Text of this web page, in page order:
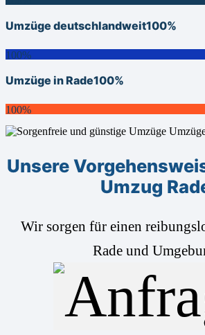
Umzüge deutschlandweit100%
100%
Umzüge in Rade100%
100%
Unsere
Umzug
Wir sorgen für einen
Rade und